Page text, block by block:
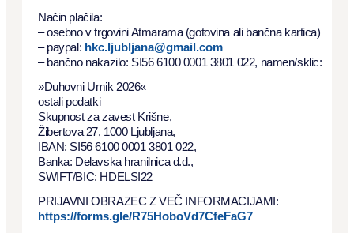
Način plačila:
– osebno v trgovini Atmarama (gotovina ali bančna kartica)
– paypal: hkc.ljubljana@gmail.com
– bančno nakazilo: SI56 6100 0001 3801 022, namen/sklic:
»Duhovni Umik 2026«
ostali podatki
Skupnost za zavest Krišne,
Žibertova 27, 1000 Ljubljana,
IBAN: SI56 6100 0001 3801 022,
Banka: Delavska hranilnica d.d.,
SWIFT/BIC: HDELSI22
PRIJAVNI OBRAZEC Z VEČ INFORMACIJAMI:
https://forms.gle/R75HoboVd7CfeFaG7